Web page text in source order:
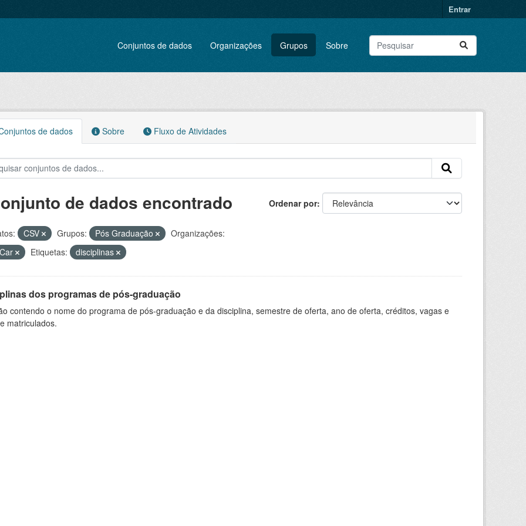
Entrar
Conjuntos de dados Organizações Grupos Sobre
de dados Sobre Fluxo de Atividades
Ordenar por
de dados encontrado
CSV Grupos: Pós Graduação
Organizações:
Etiquetas: disciplinas
dos programas de pós-graduação
contendo o nome do programa de pós-graduação e da disciplina, semestre de oferta, ano de oferta, créditos, vagas e
matriculados.